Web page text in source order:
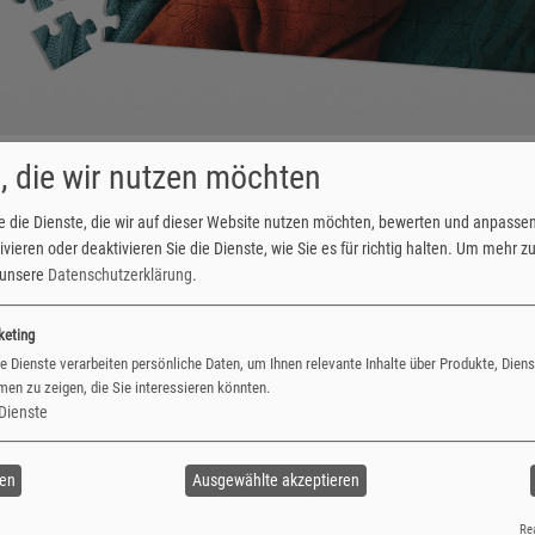
Foto-Karten & mehr Originelle Fotogeschenke: Geschenkideen für
individuellen Foto-Memo. Die Foto-Pärchen können dabei mit
oder die liebsten Kuscheltiere, Ihrer Kreativität sind keine
die wir nutzen möchten
die Dienste, die wir auf dieser Website nutzen möchten, bewerten und
oder deaktivieren Sie die Dienste, wie Sie es für richtig halten. Um mehr
Datenschutzerklärung.
Dienste verarbeiten persönliche Daten, um Ihnen relevante Inhalte über Produkte,
zu zeigen, die Sie interessieren könnten.
Dienste
Ausgewählte akzeptieren